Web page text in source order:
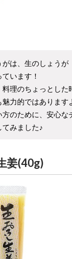
がは、生のしょう
います！
料理のちょっとした
魅力的ではあります
方のために、安心な
てみました♪
姜(40g)